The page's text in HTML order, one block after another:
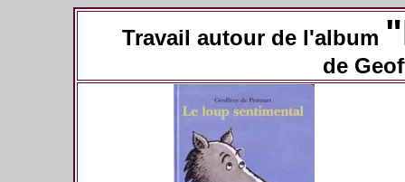
Travail autour de l'album
de